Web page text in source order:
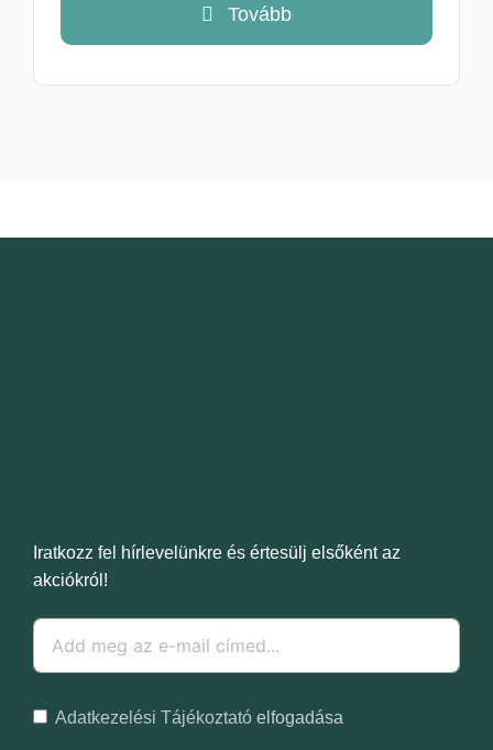
-
14
Tovább
Iratkozz fel hírlevelünkre és értesülj elsőként az
akciókról!
Adatkezelési Tájékoztatóelfogadása